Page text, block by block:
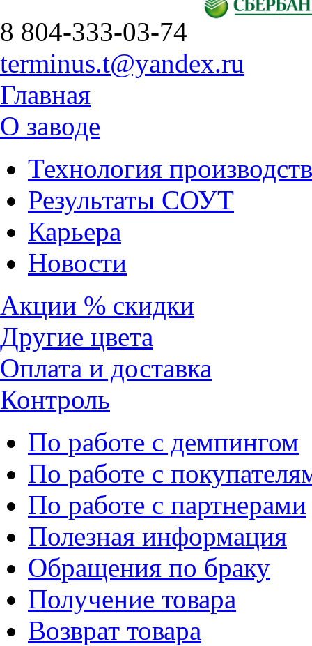
8 804-333-03-74
terminus.t@yandex.ru
Главная
О заводе
Технология
Результаты СОУТ
Карьера
Новости
Акции % скидки
Другие цвета
Оплата и доставка
Контроль
По работе с демпингом
По работе с
По работе с партнерами
Полезная информация
Обращения по браку
Получение товара
Возврат товара